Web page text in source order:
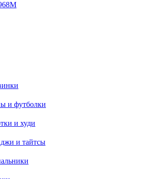
и футболки
и худи
и тайтсы